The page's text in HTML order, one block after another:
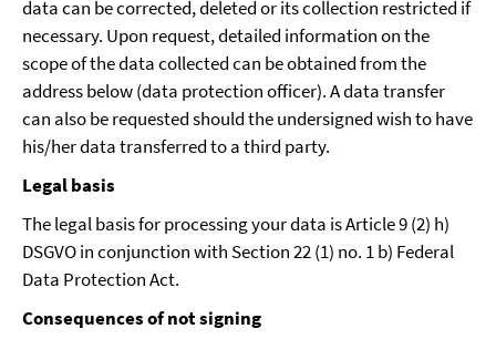
data can be corrected, deleted or its collection restricted if
necessary. Upon request, detailed information on the
scope of the data collected can be obtained from the
address below (data protection officer). A data transfer
can also be requested should the undersigned wish to have
his/her data transferred to a third party.
Legal basis
The legal basis for processing your data is Article 9 (2) h)
DSGVO in conjunction with Section 22 (1) no. 1 b) Federal
Data Protection Act.
Consequences of not signing